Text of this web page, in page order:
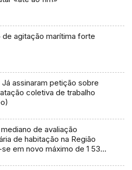
de agitação marítima forte
assinaram petição sobre
coletiva de trabalho
de avaliação
de habitação na Região
em novo máximo de 1 538